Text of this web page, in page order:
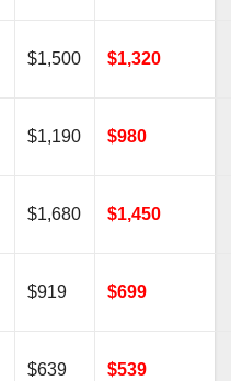
$1,500 $1,320
$1,190 $980
$1,680 $1,450
$919 $699
$639 $539